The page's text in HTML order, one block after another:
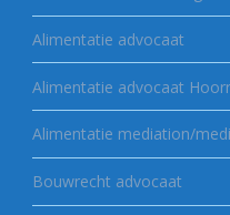
Alimentatie advocaat
Alimentatie advocaat
Alimentatie mediation/
Bouwrecht advocaat